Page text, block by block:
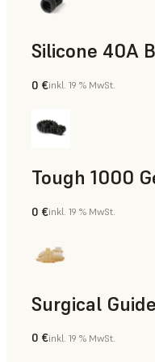
Silicone 40A
Technik
0 €inkl. 19 % MwSt.
Tough 1000
Technik
0 €inkl. 19 % MwSt.
Zahnmedizin
0 €inkl. 19 % MwSt.